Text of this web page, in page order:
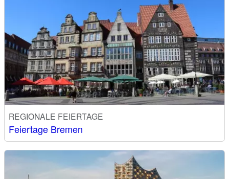
REGIONALE FEIERTAGE
Feiertage Bremen